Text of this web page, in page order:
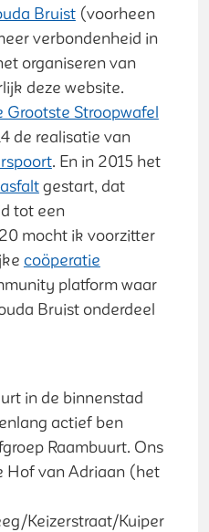
Bruist(voorheen
verbondenheid in
organiseren van
deze website.
Grootste Stroopwafel
de realisatie van
. En in 2015 het
gestart, dat
tot een
mocht ik voorzitter
coöperatie
platform waar
Bruist onderdeel
in de binnenstad
actief ben
Raambuurt. Ons
Hof van Adriaan (het
Keizerstraat/Kuiper